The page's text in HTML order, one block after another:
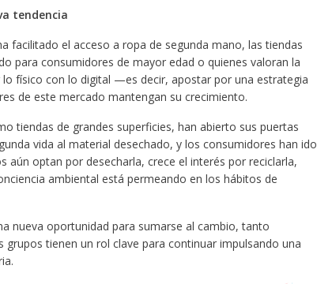
tendencia
facilitado el acceso a ropa de segunda mano, las tiendas
para consumidores de mayor edad o quienes valoran la
físico con lo digital —es decir, apostar por una estrategia
de este mercado mantengan su crecimiento.
tiendas de grandes superficies, han abierto sus puertas
vida al material desechado, y los consumidores han ido
aún optan por desecharla, crece el interés por reciclarla,
ambiental está permeando en los hábitos de
nueva oportunidad para sumarse al cambio, tanto
tienen un rol clave para continuar impulsando una